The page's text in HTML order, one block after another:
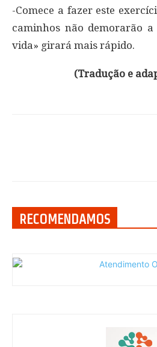
-Comece a fazer este
caminhos não demorarão
vida» girará mais rápido.
(Tradução e
RECOMENDAMOS